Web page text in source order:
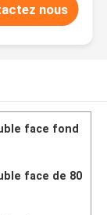
nous
face fond
face de 80